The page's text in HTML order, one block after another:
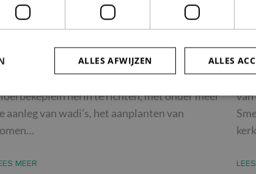
– Moerbekeplein –
Erfgoed
De stad Geraardsbergen wenst het
herin te richten, met onder meer
aanleg van wadi’s, het aanplanten van
MEER
De
van
ALLES
ALLES AFWIJZEN
Prestatie Targeting Functioneel Niet-geclassificeerd